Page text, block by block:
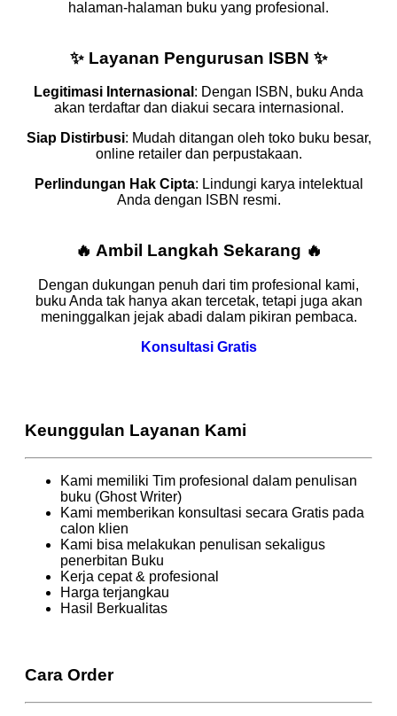
halaman-halaman buku yang profesional.
✨ Layanan Pengurusan ISBN ✨
Legitimasi Internasional : Dengan ISBN, buku Anda
akan terdaftar dan diakui secara internasional.
Siap Distirbusi: Mudah ditangan oleh toko buku besar,
online retailer dan perpustakaan.
Perlindungan Hak Cipta: Lindungi karya intelektual
Anda dengan ISBN resmi.
🔥 Ambil Langkah Sekarang 🔥
Dengan dukungan penuh dari tim profesional kami,
buku Anda tak hanya akan tercetak, tetapi juga akan
meninggalkan jejak abadi dalam pikiran pembaca.
Konsultasi Gratis
Keunggulan Layanan Kami
Kami memiliki Tim profesional dalam penulisan
buku (Ghost Writer)
Kami memberikan konsultasi secara Gratis pada
calon klien
Kami bisa melakukan penulisan sekaligus
penerbitan Buku
Kerja cepat & profesional
Harga terjangkau
Hasil Berkualitas
Cara Order